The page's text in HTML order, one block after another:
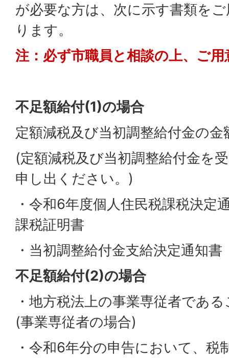
が必要な方は、次に示す書類を
ります。
注：必ず市職員と相談の上、ご
不足額給付(1)の場合
定額減税及び当初調整給付金の
(定額減税及び当初調整給付金を
申し出ください。)
・令和6年度個人住民税課税決定
課税証明書
・当初調整給付金支給決定通知書
不足額給付(2)の場合
・地方税法上の事業専従者であ
(事業専従者の場合)
・令和6年分の申告において、税